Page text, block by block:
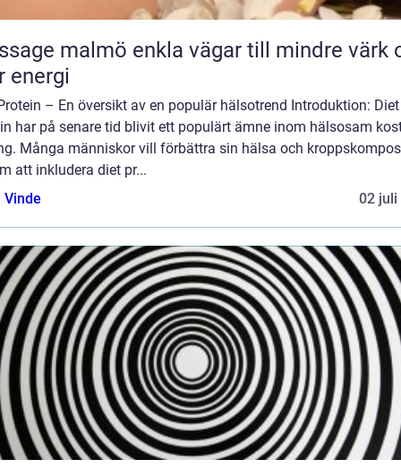
enkla vägar till mindre värk och
energi
– En översikt av en populär hälsotrend Introduktion: Diet
har på senare tid blivit ett populärt ämne inom hälsosam
Många människor vill förbättra sin hälsa och
att inkludera diet pr...
Vinde
02 juli